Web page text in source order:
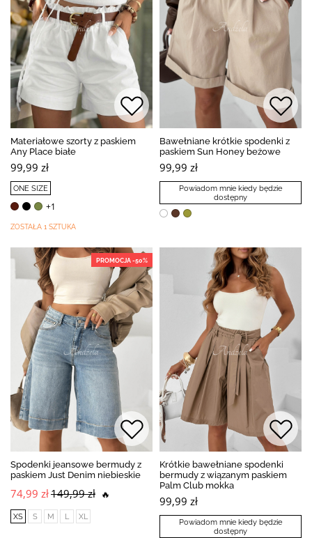
Materiałowe szorty z paskiem
Any Place białe
99,99 zł
ONE SIZE
+1
ZOSTAŁA 1 SZTUKA
Bawełniane krótkie spodenki z
paskiem Sun Honey beżowe
99,99 zł
Powiadom mnie kiedy będzie
dostępny
PROMOCJA -50%
Spodenki jeansowe bermudy z
paskiem Just Denim niebieskie
74,99 zł149,99 zł 🔥
XS S M L XL
Krótkie bawełniane spodenki
bermudy z wiązanym paskiem
Palm Club mokka
99,99 zł
Powiadom mnie kiedy będzie
dostępny